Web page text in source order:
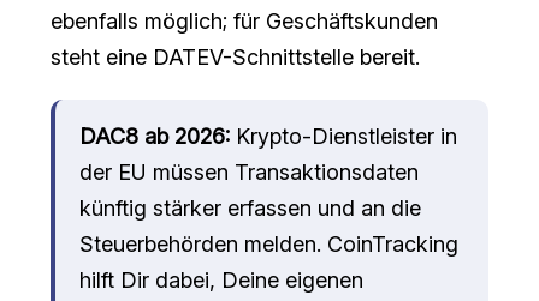
ebenfalls möglich; für Geschäftskunden
steht eine DATEV-Schnittstelle bereit.
DAC8 ab 2026: Krypto-Dienstleister in
der EU müssen Transaktionsdaten
künftig stärker erfassen und an die
Steuerbehörden melden. CoinTracking
hilft Dir dabei, Deine eigenen